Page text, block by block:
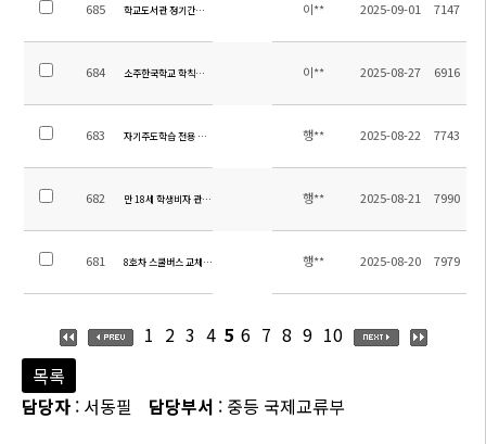
685 학교도서관 정기간행물 비치 안내 이** 2025-09-01 7147
684 소주한국학교 학칙개정에 따른 의견수렴 이** 2025-08-27 6916
683 자기주도학습 전용 독서실 “청학재(靑鶴齋)” 오픈
행** 2025-08-22 7743
682 만 18세 학생비자 관련 안내 행** 2025-08-21 7990
681 8호차 스쿨버스 교체 및 운행 시작 안내 행** 2025-08-20 7979
1 2 3 4 5 6 7 8 9 10
목록
담당자 : 서동필 담당부서 : 중등 국제교류부